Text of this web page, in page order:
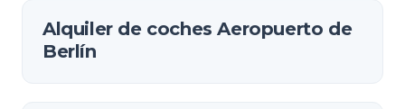
Alquiler de coches Aeropuerto de
Berlín